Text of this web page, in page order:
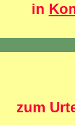
in
zum